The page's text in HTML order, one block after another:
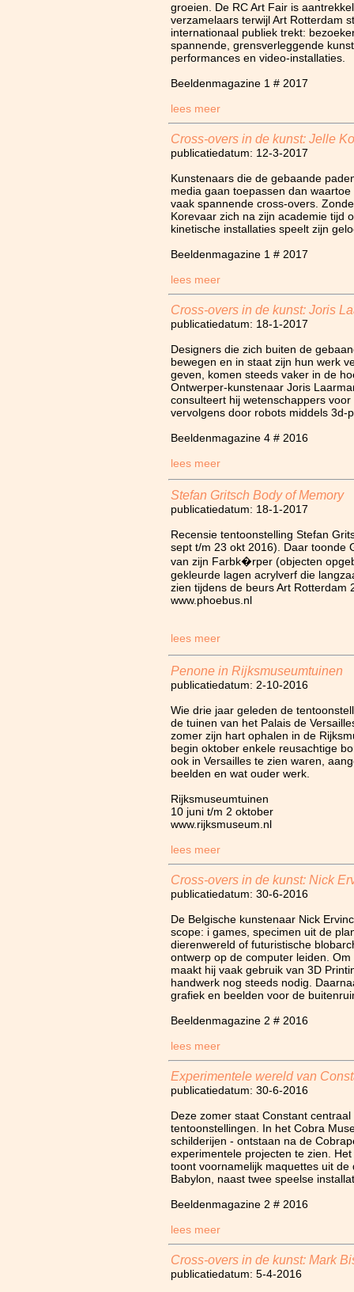
groeien. De RC Art Fair is
verzamelaars terwijl Art Rotterdam
internationaal publiek trekt:
spannende, grensverleggende
performances en video-installaties.
Beeldenmagazine 1 # 2017
lees meer
Cross-overs in de kunst: Jelle
publicatiedatum: 12-3-2017
Kunstenaars die de gebaande
media gaan toepassen dan
vaak spannende cross-overs.
Korevaar zich na zijn academie tijd
kinetische installaties speelt zijn
Beeldenmagazine 1 # 2017
lees meer
Cross-overs in de kunst: Joris
publicatiedatum: 18-1-2017
Designers die zich buiten de
bewegen en in staat zijn hun werk
geven, komen steeds vaker in de
Ontwerper-kunstenaar Joris
consulteert hij wetenschappers
vervolgens door robots middels 3d-
Beeldenmagazine 4 # 2016
lees meer
Stefan Gritsch Body of Memory
publicatiedatum: 18-1-2017
Recensie tentoonstelling Stefan
sept t/m 23 okt 2016). Daar toonde
van zijn Farbk�rper (objecten
gekleurde lagen acrylverf die
zien tijdens de beurs Art Rotterdam
www.phoebus.nl
lees meer
Penone in Rijksmuseumtuinen
publicatiedatum: 2-10-2016
Wie drie jaar geleden de
de tuinen van het Palais de
zomer zijn hart ophalen in de
begin oktober enkele reusachtige
ook in Versailles te zien waren,
beelden en wat ouder werk.
Rijksmuseumtuinen
10 juni t/m 2 oktober
www.rijksmuseum.nl
lees meer
Cross-overs in de kunst: Nick
publicatiedatum: 30-6-2016
De Belgische kunstenaar Nick
scope: i games, specimen uit de
dierenwereld of futuristische
ontwerp op de computer leiden.
maakt hij vaak gebruik van 3D
handwerk nog steeds nodig.
grafiek en beelden voor de
Beeldenmagazine 2 # 2016
lees meer
Experimentele wereld van
publicatiedatum: 30-6-2016
Deze zomer staat Constant
tentoonstellingen. In het Cobra
schilderijen - ontstaan na de
experimentele projecten te zien.
toont voornamelijk maquettes uit de
Babylon, naast twee speelse
Beeldenmagazine 2 # 2016
lees meer
Cross-overs in de kunst: Mark
publicatiedatum: 5-4-2016